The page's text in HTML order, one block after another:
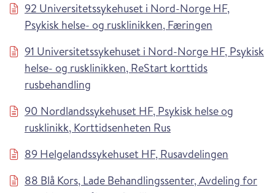
92 Universitetssykehuset i Nord-Norge HF,
Psykisk helse- og rusklinikken, Færingen
91 Universitetssykehuset i Nord-Norge HF, Psykisk
helse- og rusklinikken, ReStart korttids
rusbehandling
90 Nordlandssykehuset HF, Psykisk helse og
rusklinikk, Korttidsenheten Rus
89 Helgelandssykehuset HF, Rusavdelingen
88 Blå Kors, Lade Behandlingssenter, Avdeling for